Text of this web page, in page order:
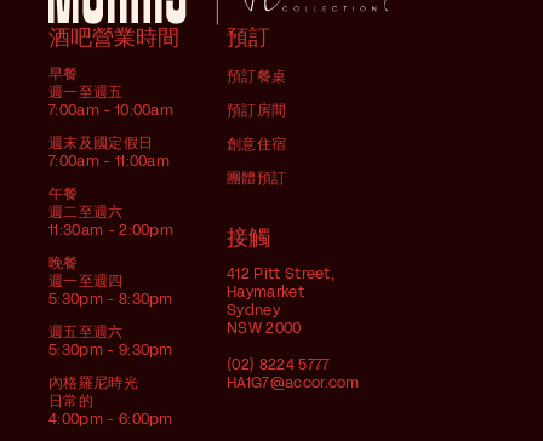
酒吧營業時間
早餐
週一至週五
7:00am - 10:00am
週末及國定假日
7:00am - 11:00am
午餐
週二至週六
11:30am - 2:00pm
晚餐
週一至週四
5:30pm - 8:30pm
週五至週六
5:30pm - 9:30pm
內格羅尼時光
日常的
4:00pm - 6:00pm
預訂
預訂餐桌
預訂房間
創意住宿
團體預訂
接觸
412 Pitt Street,
Haymarket
Sydney
NSW 2000
(02) 8224 5777
HA1G7@accor.com